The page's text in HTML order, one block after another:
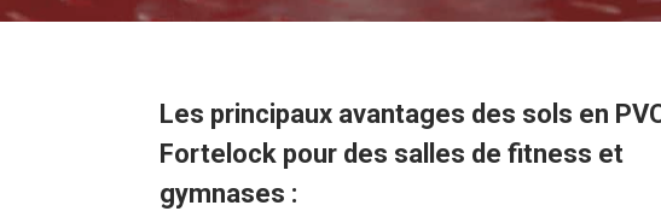
Les principaux avantages des sols en
Fortelock pour des salles de fitness et
gymnases :